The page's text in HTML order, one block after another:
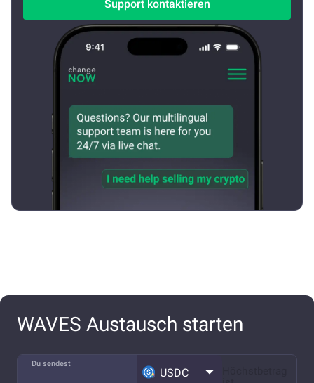
Support kontaktieren
WAVES Austausch starten
Du sendest
USDC